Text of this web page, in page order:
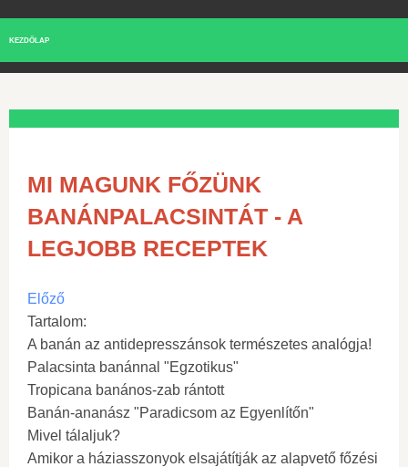
KEZDŐLAP
MI MAGUNK FŐZÜNK
BANÁNPALACSINTÁT - A
LEGJOBB RECEPTEK
Előző
Tartalom:
A banán az antidepresszánsok természetes analógja!
Palacsinta banánnal "Egzotikus"
Tropicana banános-zab rántott
Banán-ananász "Paradicsom az Egyenlítőn"
Mivel tálaljuk?
Amikor a háziasszonyok elsajátítják az alapvető főzési